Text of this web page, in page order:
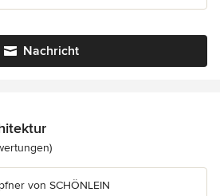
Nachricht
5 von 5 Sternen
von SCHÖNLEIN